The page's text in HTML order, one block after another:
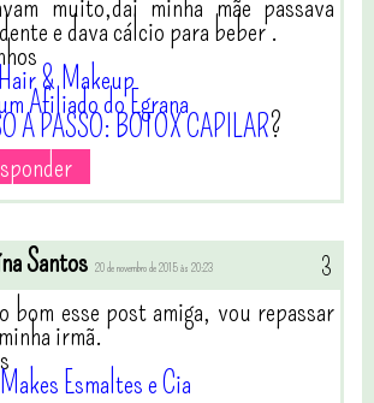
e dava cálcio para beber .
& Makeup
Afiliado do Egrana
A PASSO: BOTOX CAPILAR?
Santos 20 de novembro de 2015 às 20:23
bom esse post amiga, vou repassar
irmã.
Esmaltes e Cia